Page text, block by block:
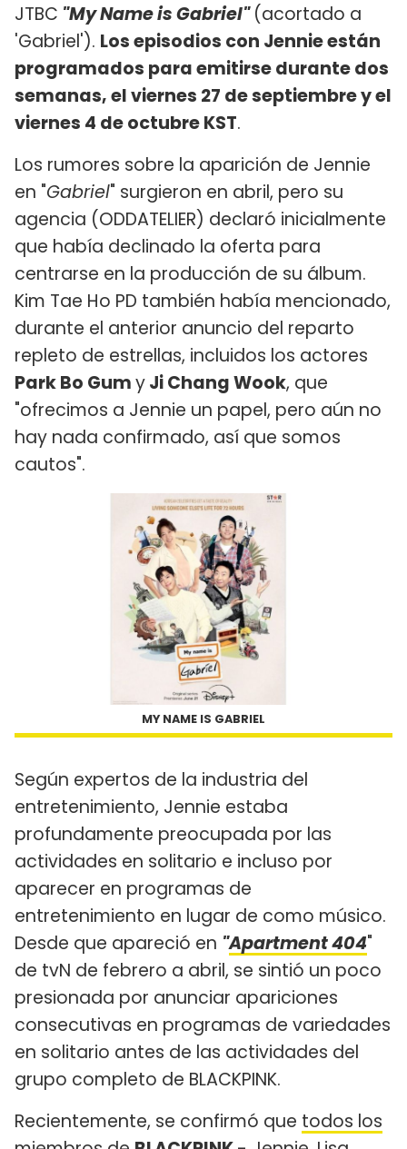
JTBC "My Name is Gabriel"(acortado a
'Gabriel'). Los episodios con Jennie están
programados para emitirse durante dos
semanas, el viernes 27 de septiembre y el
viernes 4 de octubre KST.
Los rumores sobre la aparición de Jennie
en "Gabriel" surgieron en abril, pero su
agencia (ODDATELIER) declaró inicialmente
que había declinado la oferta para
centrarse en la producción de su álbum.
Kim Tae Ho PD también había mencionado,
durante el anterior anuncio del reparto
repleto de estrellas, incluidos los actores
Park Bo GumyJi Chang Wook, que
"ofrecimos a Jennie un papel, pero aún no
hay nada confirmado, así que somos
cautos".
MY NAME IS GABRIEL
Según expertos de la industria del
entretenimiento, Jennie estaba
profundamente preocupada por las
actividades en solitario e incluso por
aparecer en programas de
entretenimiento en lugar de como músico.
Desde que apareció en "Apartment 404"
de tvN de febrero a abril, se sintió un poco
presionada por anunciar apariciones
consecutivas en programas de variedades
en solitario antes de las actividades del
grupo completo de BLACKPINK.
Recientemente, se confirmó que todos los